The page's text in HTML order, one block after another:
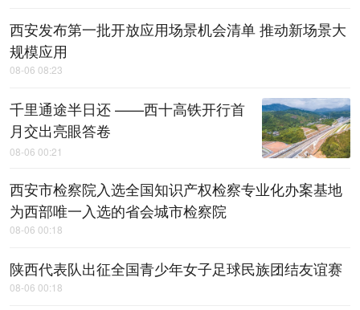
西安发布第一批开放应用场景机会清单 推动新场景大
规模应用
08-06 08:23
千里通途半日还 ——西十高铁开行首
月交出亮眼答卷
08-06 00:21
西安市检察院入选全国知识产权检察专业化办案基地
为西部唯一入选的省会城市检察院
08-06 00:18
陕西代表队出征全国青少年女子足球民族团结友谊赛
08-06 00:18